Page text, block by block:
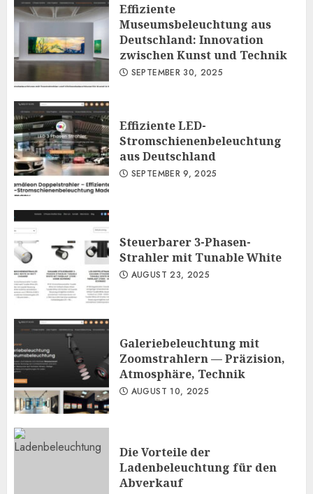
Effiziente
Museumsbeleuchtung aus
Deutschland: Innovation
zwischen Kunst und Technik
SEPTEMBER 30, 2025
Effiziente LED-
Stromschienenbeleuchtung
aus Deutschland
SEPTEMBER 9, 2025
Steuerbarer 3-Phasen-
Strahler mit Tunable White
AUGUST 23, 2025
Galeriebeleuchtung mit
Zoomstrahlern — Präzision,
Atmosphäre, Technik
AUGUST 10, 2025
Die Vorteile der
Ladenbeleuchtung für den
Abverkauf